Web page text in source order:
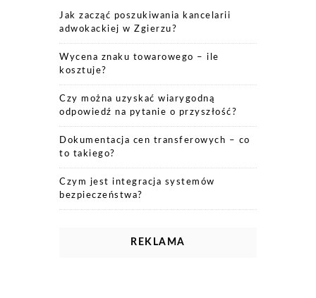
Jak zacząć poszukiwania kancelarii
adwokackiej w Zgierzu?
Wycena znaku towarowego – ile
kosztuje?
Czy można uzyskać wiarygodną
odpowiedź na pytanie o przyszłość?
Dokumentacja cen transferowych – co
to takiego?
Czym jest integracja systemów
bezpieczeństwa?
REKLAMA